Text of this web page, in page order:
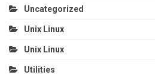
Uncategorized
Unix Linux
Unix Linux
Utilities